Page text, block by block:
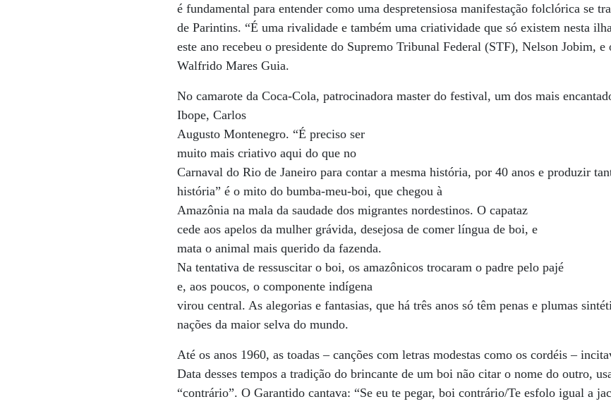
é fundamental para entender como uma despretensiosa manifestação folclórica se
de Parintins. “É uma rivalidade e também uma criatividade que só existem nesta
este ano recebeu o presidente do Supremo Tribunal Federal (STF), Nelson Jobim,
Walfrido Mares Guia.
No camarote da Coca-Cola, patrocinadora master do festival, um dos mais
Ibope, Carlos
Augusto Montenegro. “É preciso ser
muito mais criativo aqui do que no
Carnaval do Rio de Janeiro para contar a mesma história, por 40 anos e produzir
história” é o mito do bumba-meu-boi, que chegou à
Amazônia na mala da saudade dos migrantes nordestinos. O capataz
cede aos apelos da mulher grávida, desejosa de comer língua de boi, e
mata o animal mais querido da fazenda.
Na tentativa de ressuscitar o boi, os amazônicos trocaram o padre pelo pajé
e, aos poucos, o componente indígena
virou central. As alegorias e fantasias, que há três anos só têm penas e plumas
nações da maior selva do mundo.
Até os anos 1960, as toadas – canções com letras modestas como os cordéis –
Data desses tempos a tradição do brincante de um boi não citar o nome do outro,
“contrário”. O Garantido cantava: “Se eu te pegar, boi contrário/Te esfolo igual a